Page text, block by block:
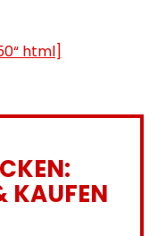
html]
KAUFEN